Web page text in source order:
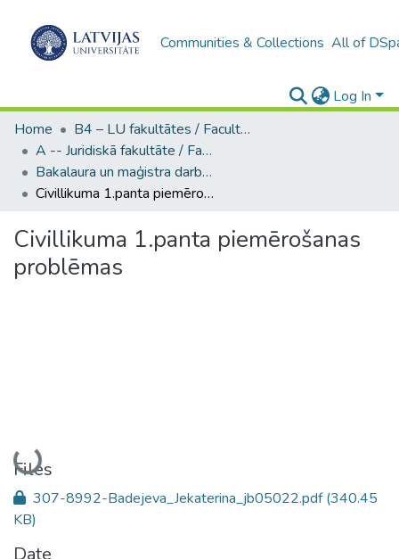
Communities & Collections All of
Log In
Home
B4 – LU fakultātes / Faculties of the UL
A -- Juridiskā fakultāte / Faculty of Law
Bakalaura un maģistra darbi (JF) / Bachelor's and Master's theses
Civillikuma 1.panta piemērošanas problēmas
Civillikuma 1.panta piemērošanas
problēmas
Loading...
Files
307-8992-Badejeva_Jekaterina_jb05022.pdf(340.45
KB)
Date